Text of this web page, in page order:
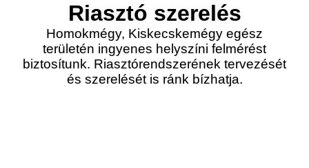
Riasztó szerelés
Homokmégy, Kiskecskemégy egész
területén ingyenes helyszíni felmérést
biztosítunk. Riasztórendszerének tervezését
és szerelését is ránk bízhatja.